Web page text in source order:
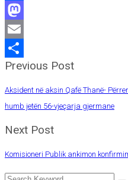
Facebook
Mastodon
Email
Share
Previous Post
Aksident në aksin Qafë Thanë-
humb jetën 56-vjeçarja gjermane
Next Post
Komisioneri Publik ankimon